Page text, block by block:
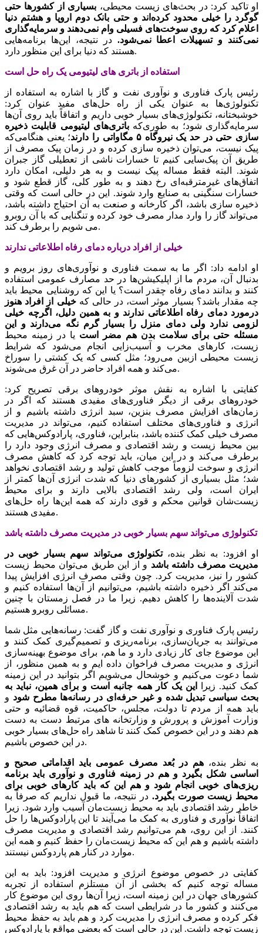
او تاکید کرد: در بحث‌های زیست محیطی، بسیاری از کشورها حتی
گوگرد را خیلی محدود کرده‌اند و حتی بانک دوم اروپا و هشتم دنیا
اعلام کرد که روی سوخت‌های فسیلی وام نمی‌دهند و سرمایه‌گذاری
نمی‌کنند و تسهیلات اعطا نمی‌شود. در نتیجه، این‌ها برنامه‌هایی
هستند که دنیا برای این منظور دارد.
استفاده از باتری های لیتیومی یک راه حل است
رئیس پارک فناوری و نوآوری نفت و گاز با اشاره به استفاده از
تکنولوژی‌ها به عنوان یکی از راه حل‌های مفید عنوان کرد:
خوشبختانه، تکنولوژی‌های بسیار خوبی داریم و اتفاقاً باید روی آن‌ها
سرمایه‌گذاری شود؛ به طوری‌کهباتری‌های لیتیومی قابلیت ذخیره
سازی حتی در حد یک نیروگاه ۵ مگاواتی را دارند
؛ یعنی هنگامی‌که
پیک نیست، می‌توان ذخیره سازی کرده و در زمان پیک مصرف از
طریق آن پیک‌سایی کنیم تا خسارات ناشی از تعطیلی گاز جبران
شوند. البته فقط مساله پیک نیست و به هر دلیلی، امکان دارد
اتفاق‌های غیرمترقبه‌ای رخ دهند و به طور کلی، گاز قطع شود و
خسارات‌ سنگینی به صنایع وارد شوند. این در حالی است که وقتی
ذخیره‌ سازی باشد، اگر کارخانه و صنعت به آن احتیاج داشته باشد،
می‌تواند گاز را وارد مدار مصرف خود کرده و تنگنایی که با آن روبرو
می شویم را برطرف کند.
خیلی از افراد درباره دمای رفاه اطلاعاتی ندارند
او ادامه داد: اگر ما به سمت فناوری و نوآوری‌های روز برویم و
بدنبال آن، مردم ما از اپلیکیشن‌ها در حد مصارف عمومی استفاده
کنند و بدانند دمای رفاه چقدر است؟ یا این که روشنایی محیط باید
چه مقدار باشد؟ بسیار موثر است، در حالی کهخیلی از افراد هنوز
درمورد دمای رفاه اطلاعاتی ندارند و به همین دلیل، اگرچه خیلی
لزومی ندارد ولی دمای منزل را بسیار گرم نگه می‌دارند و این
مسئله حتی برای سلامت بدن هم مضر است یا در زمینه محیط
زیست، کارهای مخرب و آسیب‌زایی انجام می‌شود که شرایط
زیست محیطی ازبین می‌رود؛ مثل کسی که یک کشتی را سوراخ
می‌کند و همه افراد حاضر در آن غرق می‌شوند.
کفایتی با اشاره به نقش موثر خودروهای برقی تصریح کرد:
خودروهای برقی از دیگر فناوری‌های مفیدی هستند که اگر در
زمان‌های افزایش مصرف بنزین، سبد انرژی داشته باشیم و از
انرژی و فناوری‌های مختلف استفاده کنیم، می‌تواند در مدیریت
مصرف خیلی کمک کننده باشد، بنابراین، فناوری، پارادوکس‌هایی که
بین محیط زیست و رشد اقتصادی و مصرف انرژی وجود دارد را
برطرف می‌کند و در این میان، باید توجه کرد که کاهش مصرف
انرژی و سوخت لزوماً موجب کاهش تولید و رشد اقتصادی نخواهد
شد؛ مثل بسیاری از کشورهای دنیا که شدت انرژی آن‌ها کمتر از
ایران است، ولی رشد اقتصادی بالایی دارند و برای محیط
زیست‌شان قوانین محکم و قوی دارند که همه این‌ها راه حل‌های
مفیدی هستند.
تکنولوژی می‌تواند سهم بسیار خوبی در مدیریت مصرف داشته باشد
او افزود: به نظر بنده،تکنولوژی می‌تواند سهم بسیار خوبی در
مدیریت مصرف داشته باشد و از این طریق می‌توان محیط زیست
کشور را نیز، مدیریت کرد. چون وقتی مصرف انرژی افزایش پیدا
می‌کند اگر ذخیره داشته باشیم، می‌توانیم از آن‌ها استفاده کنیم و
شدت آلاینده‌ها را کاهش دهیم. زیرا ما در فصل زمستان با چنین
مسائلی روبرو هستیم.
رئیس پارک فناوری و نوآوری نفت و گاز گفت: رسانه‌هایی مثل شما
می‌توانند به جریان‌سازی، برنامه‌ریزی و تصمیم‌گیری کمک کنند و
این موضوع جای کار زیادی دارد و ما هم، برای موضوع بهینه‌سازی
انرژی و مدیریت مصرف فراخوان داده ایم و به همین منظور، از
شما دعوت می‌کنیم و خوشحال می‌شویم اگر بتوانید در این زمینه
کمک کنید. زیرا
این یک کار همه جانبه است و برای همین، نباید به
بحث سیاسی تبدیل شده و غیر حرفه‌ای در رسانه‌ها مطرح شود و
باید همه از مردم تا دولت، مجلس، حاکمیت، قوه قضائیه و حتی
وزارت آموزش و پرورش و وزارتخانه های مرتبط دست به دست
هم دهند و در این خصوص کمک کنند تا شاهد راه حل‌های بسیار خوبی
در این خصوص باشیم.
به نظر بنده، هم در بُعد مصرف عمومی باید اقداماتی صحیح و
اساسی شکل بگیرد و هم در زمینه فناوری و نوآوری باید برنامه
ریزی‌های خوبی انجام شود و هم این که باید کارهای خوبی برای
محیط زیست صورت بگیرد. در نتیجه، ما قبول نداریم که صرفاً به
خاطر رشد اقتصادی باید به محیط زیست‌مان آسیب وارد شود. زیرا
اتفاقاً نوآوری و فناوری به کمک ما می‌آیند تا این پارادوکس‌ها را حل
کنند. از این روی، هم می‌توانیم رشد اقتصادی و مدیریت مصرف
داشته باشیم و هم این که محیط زیست‌مان‌ را حفظ کنیم و همه این
موارد در کنار هم پاردوکس نیستند.
کفایتی در خصوص موضوع انرژی و مدیریت افزود: باید به این
مساله توجه کنیم که بخشی از آن مستلزم استفاده از تجربه
کشورهای جهان در این زمینه است، زیرا آن‌ها روی این موضوع کار
می‌کنند و کشور ما در شرایطی است که هم باید به رشد اقتصادی
فکر کرده و مصرف انرژی را مدیریت کرد و هم باید به حفظ محیط
زیست توجه داشت. این در حالی است که بعضی مواقع با پارادوکس